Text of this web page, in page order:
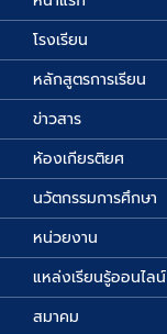
โรงเรียน
หลักสูตรการเรียน
ข่าวสาร
ห้องเกียรติยศ
นวัตกรรมการศึกษา
หน่วยงาน
แหล่งเรียนรู้ออนไลน์
สมาคม